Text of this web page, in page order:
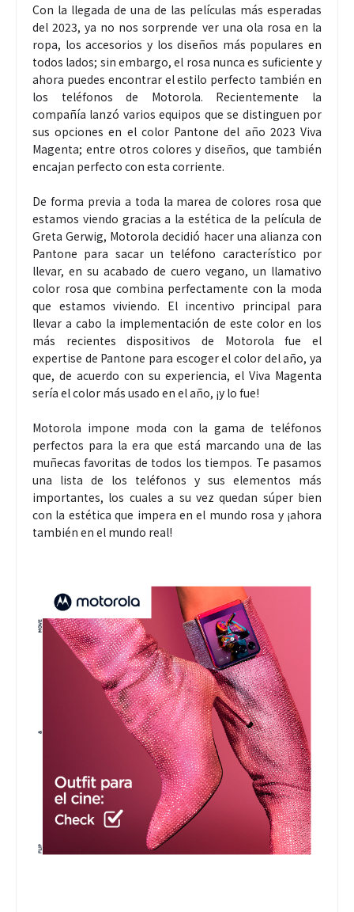
Con la llegada de una de las películas más esperadas
del 2023, ya no nos sorprende ver una ola rosa en la
ropa, los accesorios y los diseños más populares en
todos lados; sin embargo, el rosa nunca es suficiente y
ahora puedes encontrar el estilo perfecto también en
los teléfonos de Motorola. Recientemente la
compañía lanzó varios equipos que se distinguen por
sus opciones en el color Pantone del año 2023 Viva
Magenta; entre otros colores y diseños, que también
encajan perfecto con esta corriente.
De forma previa a toda la marea de colores rosa que
estamos viendo gracias a la estética de la película de
Greta Gerwig, Motorola decidió hacer una alianza con
Pantone para sacar un teléfono característico por
llevar, en su acabado de cuero vegano, un llamativo
color rosa que combina perfectamente con la moda
que estamos viviendo. El incentivo principal para
llevar a cabo la implementación de este color en los
más recientes dispositivos de Motorola fue el
expertise de Pantone para escoger el color del año, ya
que, de acuerdo con su experiencia, el Viva Magenta
sería el color más usado en el año, ¡y lo fue!
Motorola impone moda con la gama de teléfonos
perfectos para la era que está marcando una de las
muñecas favoritas de todos los tiempos. Te pasamos
una lista de los teléfonos y sus elementos más
importantes, los cuales a su vez quedan súper bien
con la estética que impera en el mundo rosa y ¡ahora
también en el mundo real!